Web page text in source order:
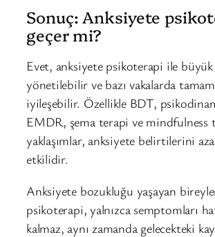
Sonuç: Anksiyete
geçer mi?
Evet, anksiyete psikoterapi ile
yönetilebilir ve bazı vakalarda
iyileşebilir. Özellikle BDT,
EMDR, şema terapi ve mindfulness
yaklaşımlar, anksiyete belirtilerini
etkilidir.
Anksiyete bozukluğu yaşayan
psikoterapi, yalnızca semptomları
kalmaz, aynı zamanda gelecekteki